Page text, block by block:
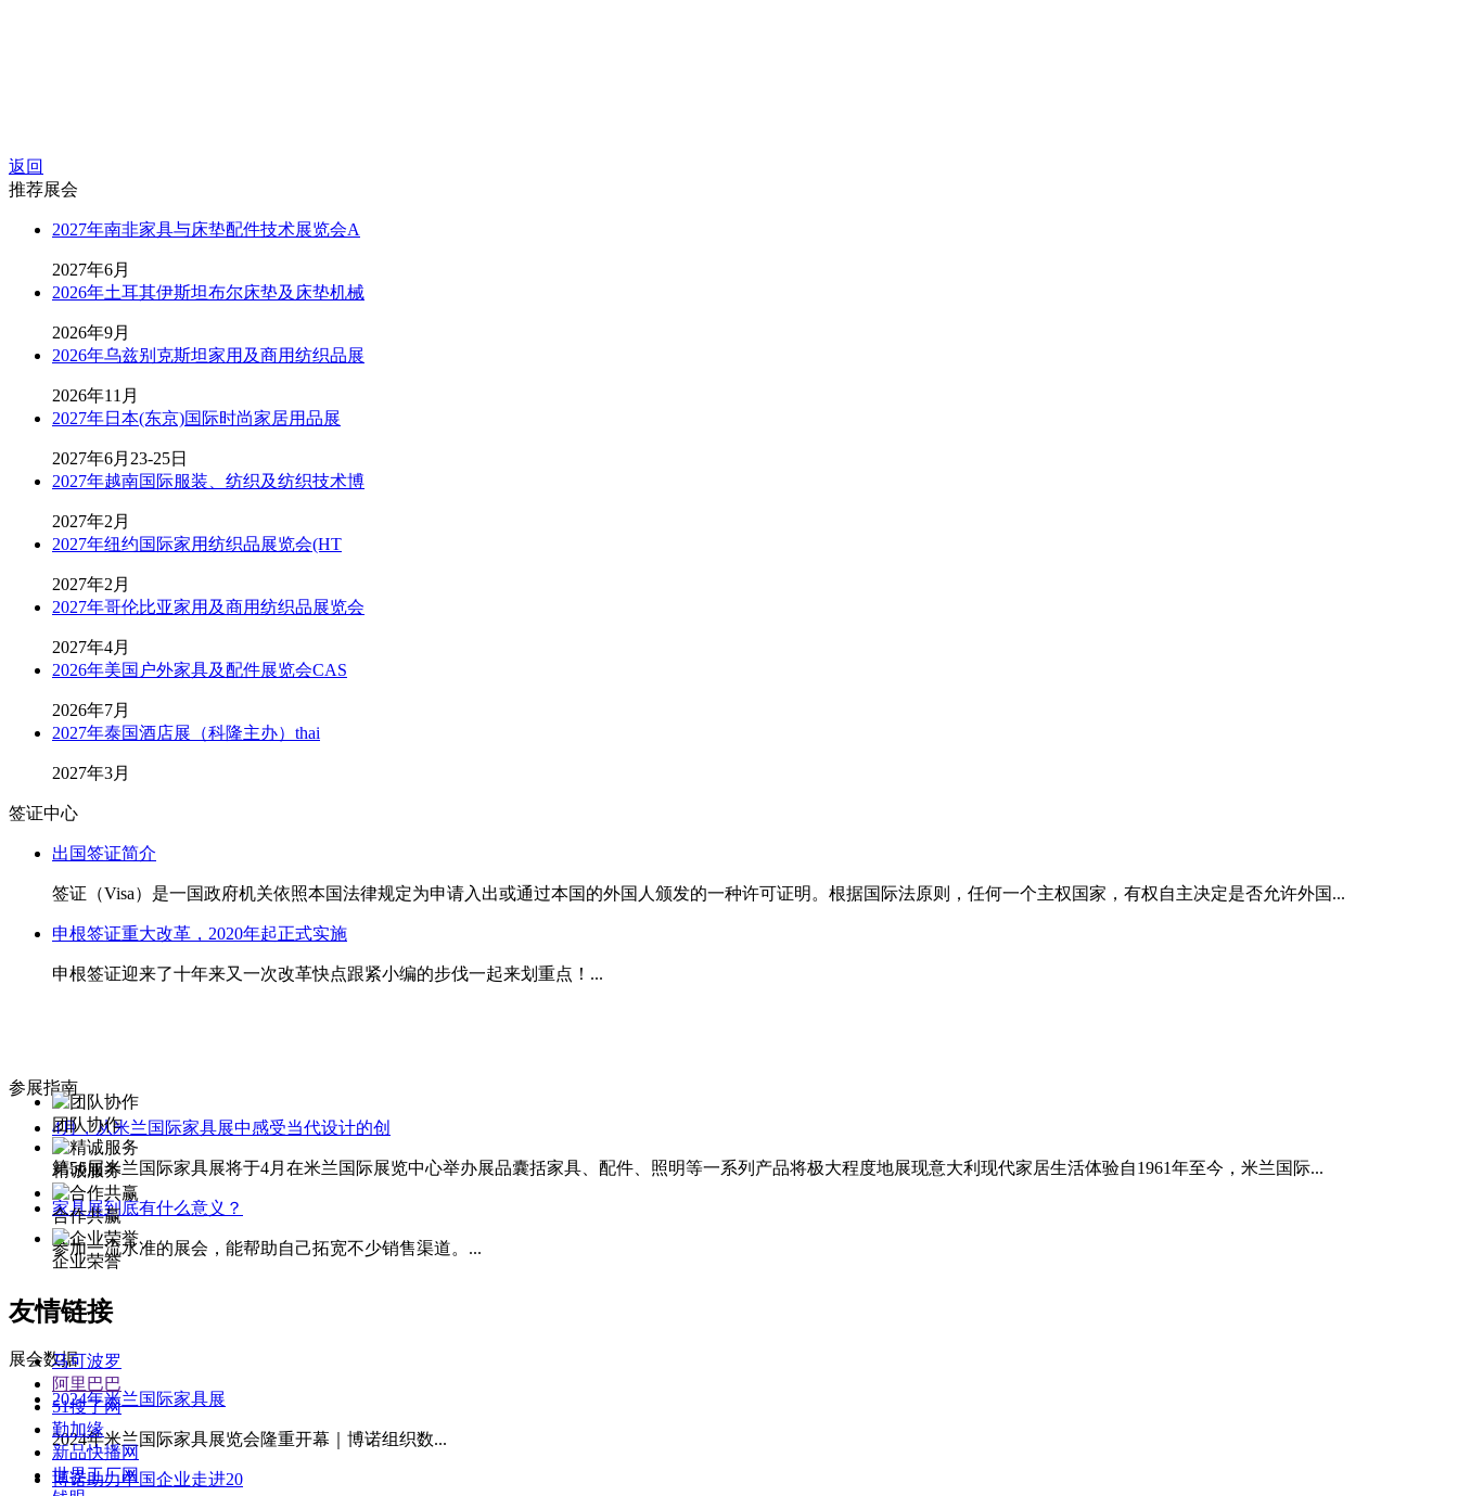
返回
推荐展会
2027年南非家具与床垫配件技术展览会A
2027年6月
2026年土耳其伊斯坦布尔床垫及床垫机械
2026年9月
2026年乌兹别克斯坦家用及商用纺织品展
2026年11月
2027年日本(东京)国际时尚家居用品展
2027年6月23-25日
2027年越南国际服装、纺织及纺织技术博
2027年2月
2027年纽约国际家用纺织品展览会(HT
2027年2月
2027年哥伦比亚家用及商用纺织品展览会
2027年4月
2026年美国户外家具及配件展览会CAS
2026年7月
2027年泰国酒店展（科隆主办）thai
2027年3月
签证中心
出国签证简介
签证（Visa）是一国政府机关依照本国法律规定为申请入出或通过本国的外国人颁发的一种许可证明。根据国际法原则，任何一个主权国家，有权自主决定是否允许外国...
申根签证重大改革，2020年起正式实施
申根签证迎来了十年来又一次改革快点跟紧小编的步伐一起来划重点！...
参展指南
4月，从米兰国际家具展中感受当代设计的创
第56届米兰国际家具展将于4月在米兰国际展览中心举办展品囊括家具、配件、照明等一系列产品将极大程度地展现意大利现代家居生活体验自1961年至今，米兰国际...
家具展到底有什么意义？
参加一流水准的展会，能帮助自己拓宽不少销售渠道。...
展会数据
2024年米兰国际家具展
2024年米兰国际家具展览会隆重开幕｜博诺组织数...
博诺助力中国企业走进20
团队协作
精诚服务
合作共赢
企业荣誉
友情链接
马可波罗
阿里巴巴
51搜了网
勤加缘
新品快播网
世界工厂网